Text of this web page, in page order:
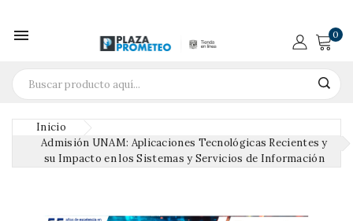
 0
Inicio
Admisión UNAM: Aplicaciones Tecnológicas Recientes y
su Impacto en los Sistemas y Servicios de Información